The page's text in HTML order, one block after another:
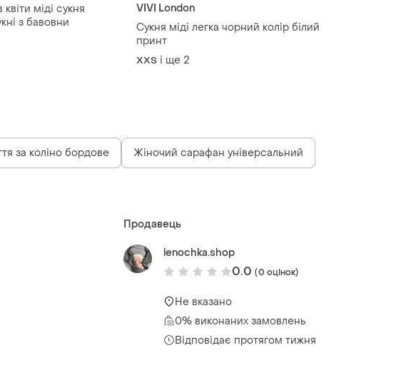
квіти міді сукня
з бавовни
VIVI London
Сукня міді легка чорний колір білий
принт
XХS і ще 2
за коліно бордове Жіночий сарафан універсальний
Продавець
lenochka.shop
0.0 (0 оцінок)
Не вказано
0% виконаних замовлень
Відповідає протягом тижня